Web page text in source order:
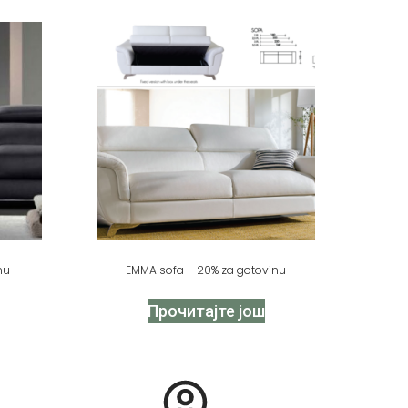
EMMA sofa – 20% za gotovinu
Прочитајте још